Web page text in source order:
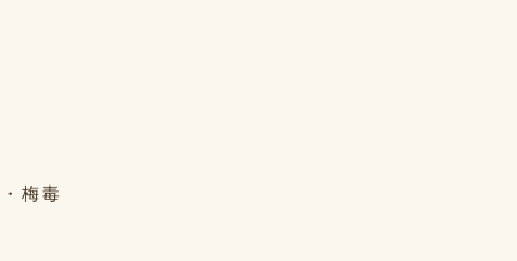
梅毒